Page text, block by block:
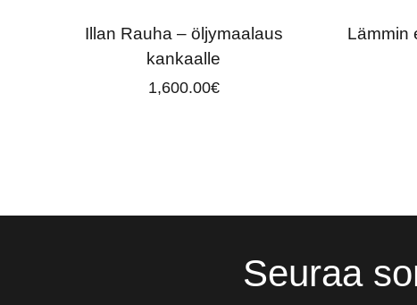
Illan Rauha – öljymaalaus
kankaalle
1,600.00€
Lämmin
Seuraa